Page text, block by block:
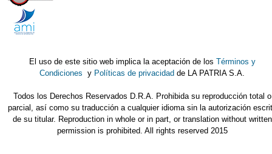
El uso de este sitio web implica la aceptación de los Términos y
Condiciones y Políticas de privacidad de LA PATRIA S.A.
Todos los Derechos Reservados D.R.A. Prohibida su reproducción total o
parcial, así como su traducción a cualquier idioma sin la autorización
de su titular. Reproduction in whole or in part, or translation without written
permission is prohibited. All rights reserved 2015